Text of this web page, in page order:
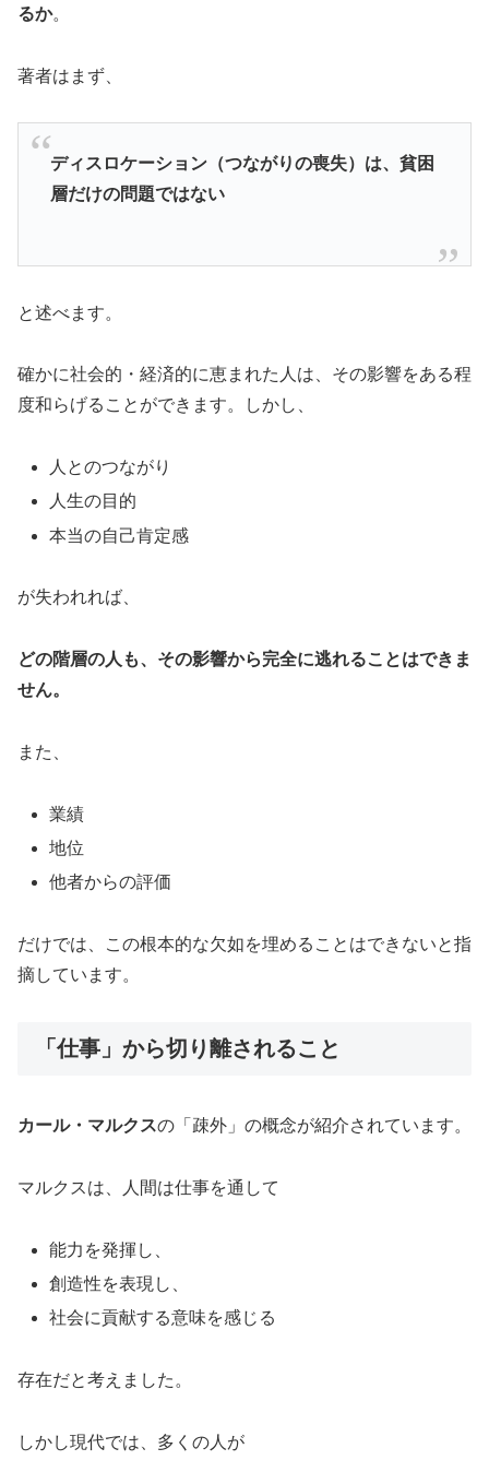
るか。
著者はまず、
ディスロケーション（つながりの喪失）は、貧困
層だけの問題ではない
と述べます。
確かに社会的・経済的に恵まれた人は、その影響をある程
度和らげることができます。しかし、
人とのつながり
人生の目的
本当の自己肯定感
が失われれば、
どの階層の人も、その影響から完全に逃れることはできま
せん。
また、
業績
地位
他者からの評価
だけでは、この根本的な欠如を埋めることはできないと指
摘しています。
「仕事」から切り離されること
カール・マルクスの「疎外」の概念が紹介されています。
マルクスは、人間は仕事を通して
能力を発揮し、
創造性を表現し、
社会に貢献する意味を感じる
存在だと考えました。
しかし現代では、多くの人が